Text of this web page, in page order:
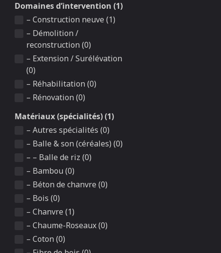
Domaines d’intervention (1)
– Construction neuve (1)
– Démolition /
reconstruction (0)
– Extension / Surélévation
(0)
– Réhabilitation (0)
– Rénovation (0)
Matériaux (spécialités) (1)
– Autres spécialités (0)
– Balle & son (céréales) (0)
– – Balle de riz (0)
– Bambou (0)
– Béton de chanvre (0)
– Bois (0)
– Chanvre (1)
– Chaume-Roseaux (0)
– Coton (0)